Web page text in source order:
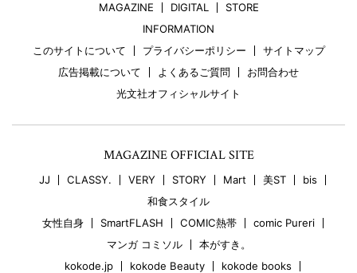
MAGAZINE DIGITAL
STORE
INFORMATION
このサイトについて
プライバシーポリシー
サイトマップ
広告掲載について
よくあるご質問
お問合わせ
光文社オフィシャルサイト
MAGAZINE OFFICIAL SITE
JJ CLASSY. VERY STORY Mart 美ST
bis
和食スタイル
女性自身
SmartFLASH COMIC熱帯
comic Pureri
マンガ コミソル
本がすき。
kokode.jp
kokode Beauty kokode books